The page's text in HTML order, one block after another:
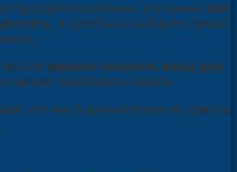
год родился ребенок, его нужно как
, а крестных выбирать среди
заранее покупать вещи для
может приблизить смерть.
, так как в дальнейшем не удастся